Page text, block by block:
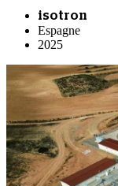
isotron
Espagne
2025